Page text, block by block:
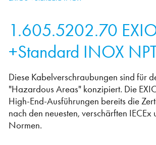
1.605.5202.70
+Standard INOX
Diese Kabelverschraubungen sind für
"Hazardous Areas" konzipiert. Die
High-End-Ausführungen bereits die
nach den neuesten, verschärften IECEx
Normen.